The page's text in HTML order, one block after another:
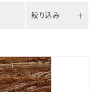
絞り込み